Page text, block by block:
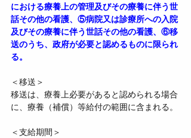
における療養上の管理及びその療養に伴う世
話その他の看護、⑤病院又は診療所への入院
及びその療養に伴う世話その他の看護、⑥移
送のうち、政府が必要と認めるものに限られ
る。
＜移送＞
移送は、療養上必要があると認められる場合
に、療養（補償）等給付の範囲に含まれる。
＜支給期間＞